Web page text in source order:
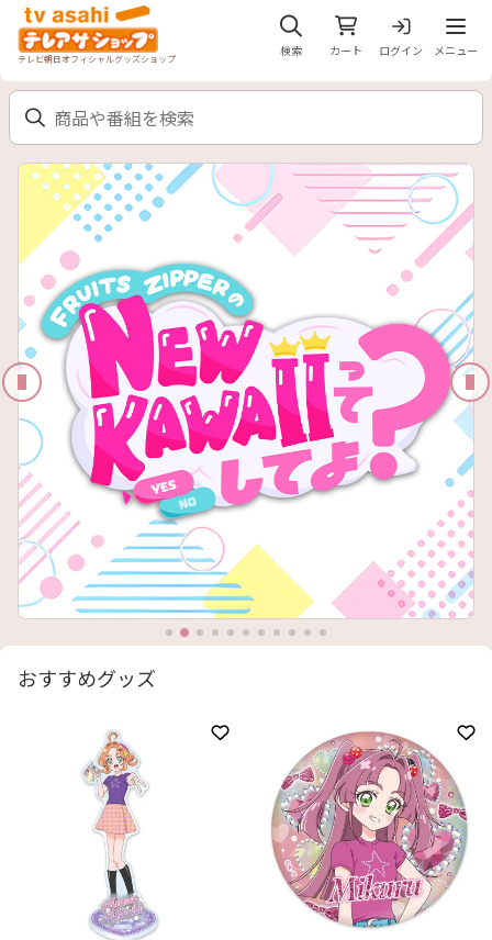
テレビ朝日オフィシャルグッズショップ
検索 カート ログイン
メニ
メニュー
前のスライド 次
おすすめグッズ
お気に入りに登録 お